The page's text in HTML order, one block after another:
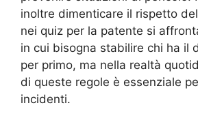
inoltre dimenticare il rispetto
nei quiz per la patente si
in cui bisogna stabilire chi ha il
per primo, ma nella realtà
di queste regole è essenziale
incidenti.